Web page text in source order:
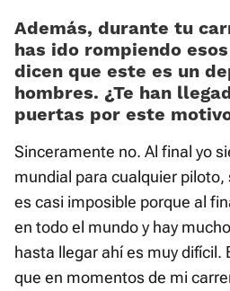
Además, durante tu
has ido rompiendo
dicen que este es un
hombres. ¿Te han
puertas por este
Sinceramente no. Al final yo
mundial para cualquier piloto,
es casi imposible porque al
en todo el mundo y hay
hasta llegar ahí es muy difícil.
que en momentos de mi